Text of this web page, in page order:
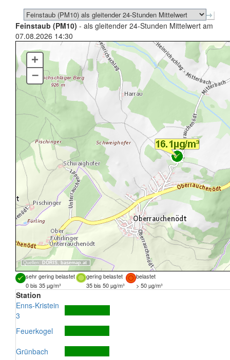
Feinstaub (PM10) - als gleitender 24-Stunden Mittelwert am
07.08.2026 14:30
Quellen: DORIS, basemap.at
+
–
sehr gering belastet gering belastet
belastet
0 bis 35 µg/m³
35 bis 50 µg/m³ > 50 µg/m³
Station
Enns-Kristein
3
Feuerkogel
Grünbach